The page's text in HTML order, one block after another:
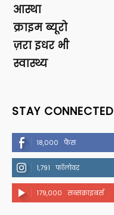
आस्था
क्राइम ब्यूरो
ज़रा इधर भी
स्वास्थ्य
STAY CONNECTED
18,000 फैंस
1,791 फॉलोवर
179,000 सब्सक्राइबर्स